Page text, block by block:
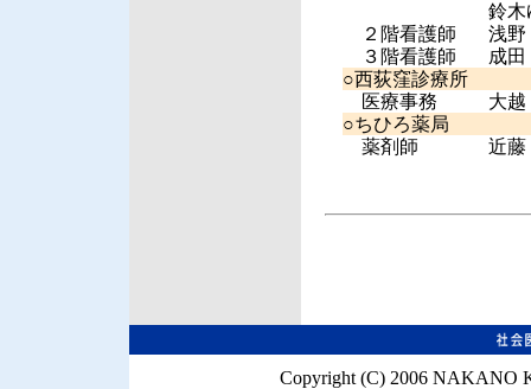
鈴木
２階看護師
浅
３階看護師
成
○西荻窪診療所
医療事務
大
○ちひろ薬局
薬剤師
近
Copyright (C) 2006 NAKANO